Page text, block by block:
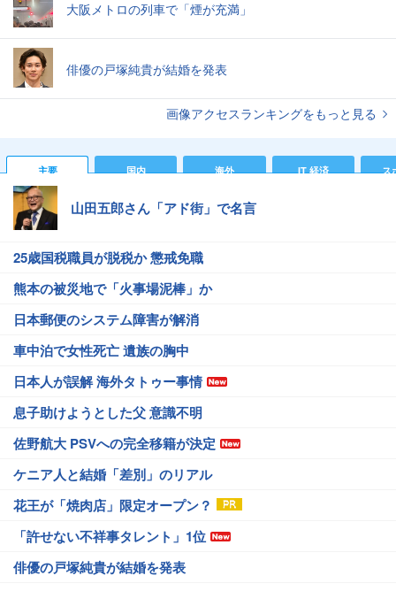
大阪メトロの列車で「煙が充満」
俳優の戸塚純貴が結婚を発表
画像アクセスランキングをもっと見る
主要 国内 海外 IT 経済 ス
山田五郎さん「アド街」で名言
25歳国税職員が脱税か 懲戒免職
熊本の被災地で「火事場泥棒」か
日本郵便のシステム障害が解消
車中泊で女性死亡 遺族の胸中
日本人が誤解 海外タトゥー事情
息子助けようとした父 意識不明
佐野航大 PSVへの完全移籍が決定
ケニア人と結婚「差別」のリアル
花王が「焼肉店」限定オープン？
「許せない不祥事タレント」1位
俳優の戸塚純貴が結婚を発表